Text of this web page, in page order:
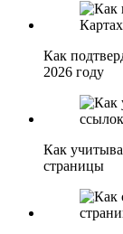
Как
2026 году
Как
страницы